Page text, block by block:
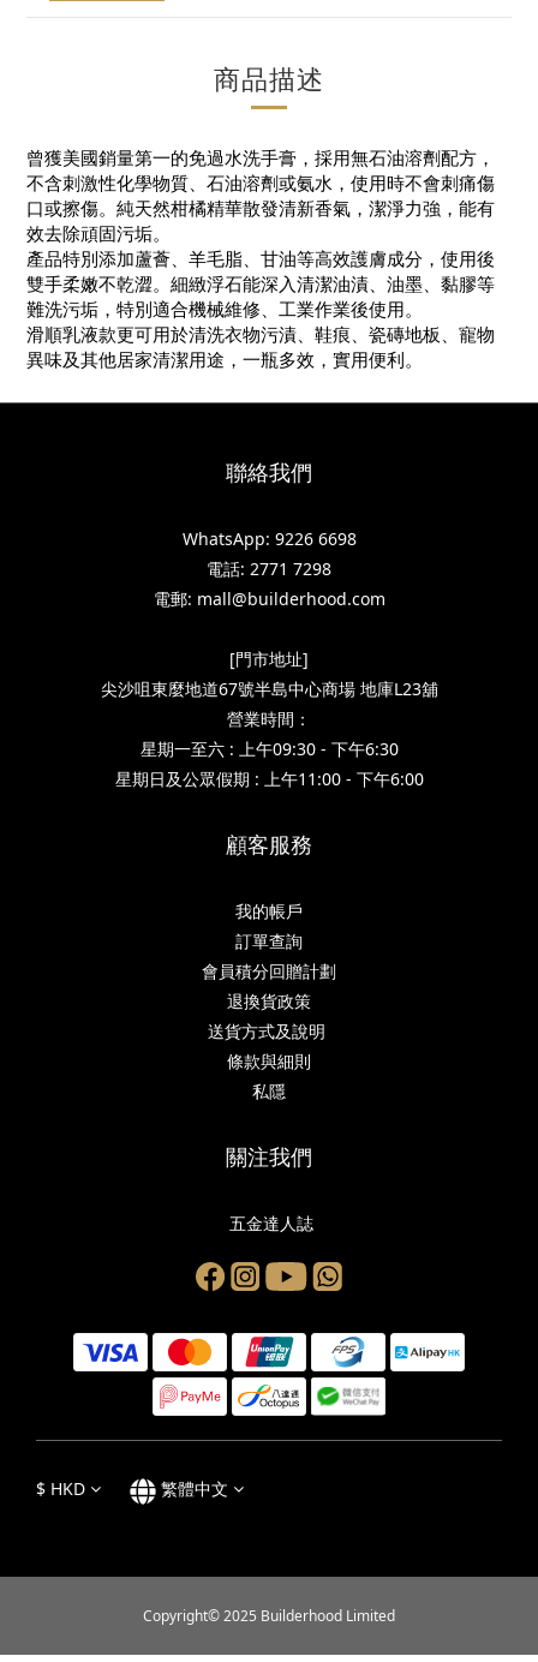
商品描述
曾獲美國銷量第一的免過水洗手膏，採用無石油溶劑配方，
不含刺激性化學物質、石油溶劑或氨水，使用時不會刺痛傷
口或擦傷。純天然柑橘精華散發清新香氣，潔淨力強，能有
效去除頑固污垢。
產品特別添加蘆薈、羊毛脂、甘油等高效護膚成分，使用後
雙手柔嫩不乾澀。細緻浮石能深入清潔油漬、油墨、黏膠等
難洗污垢，特別適合機械維修、工業作業後使用。
滑順乳液款更可用於清洗衣物污漬、鞋痕、瓷磚地板、寵物
異味及其他居家清潔用途，一瓶多效，實用便利。
聯絡我們
WhatsApp: 9226 6698
電話: 2771 7298
電郵: mall@builderhood.com
[門市地址]
尖沙咀東麼地道67號半島中心商場 地庫L23舖
營業時間：
星期一至六 : 上午09:30 - 下午6:30
星期日及公眾假期 : 上午11:00 - 下午6:00
顧客服務
我的帳戶
訂單查詢
會員積分回贈計劃
退換貨政策
送貨方式及說明
條款與細則
私隱
關注我們
五金達人誌
$ HKD 繁體中文
Copyright© 2025 Builderhood Limited